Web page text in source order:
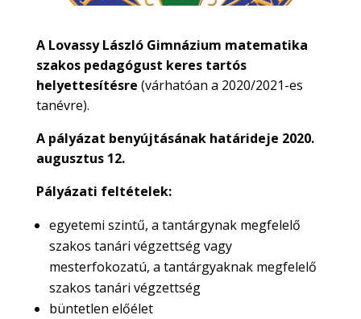
A Lovassy László Gimnázium matematika
szakos pedagógust keres tartós
helyettesítésre (várhatóan a 2020/2021-es
tanévre).
A pályázat benyújtásának határideje 2020.
augusztus 12.
Pályázati feltételek:
egyetemi szintű, a tantárgynak megfelelő
szakos tanári végzettség vagy
mesterfokozatú, a tantárgyaknak megfelelő
szakos tanári végzettség
büntetlen előélet